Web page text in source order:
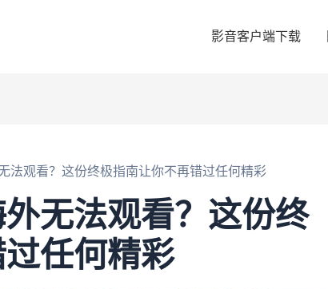
影音客户端下载
法观看？这份终极指南让你不再错过任何精彩
无法观看？这份终
任何精彩